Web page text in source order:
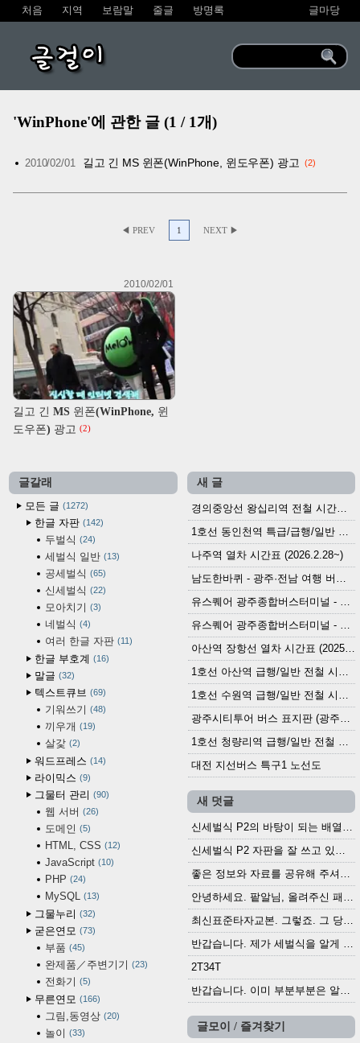
처음 지역 보람말 줄글 방명록 글마당
글걸이
'WinPhone'에 관한 글 (1 / 1개)
2010/02/01 길고 긴 MS 윈폰(WinPhone, 윈도우폰) 광고 2
◀ PREV 1 NEXT ▶
2010/02/01
길고 긴 MS 윈폰(WinPhone, 윈
도우폰) 광고(2)
글갈래
모든 글
1272
한글 자판 142
두벌식 24
세벌식 일반 13
공세벌식 65
신세벌식 22
모아치기 3
네벌식 4
여러 한글 자판 11
한글 부호계 16
말글 32
텍스트큐브 69
기워쓰기 48
끼우개 19
살갗 2
워드프레스 14
라이믹스 9
그물터 관리 90
웹 서버 26
도메인 5
HTML, CSS 12
JavaScript 10
PHP 24
MySQL 13
그물누리 32
굳은연모 73
부품 45
완제품／주변기기 23
전화기 5
무른연모 166
그림,동영상 20
놀이 33
새 글
경의중앙선 왕십리역 전철 시간표 (2026.4.20~)
1호선 동인천역 특급/급행/일반 전철 시간표 (2026.2.28~)
나주역 열차 시간표 (2026.2.28~)
남도한바퀴 - 광주·전남 여행 버스 노선 (2026.3.1~5.31)
유스퀘어 광주종합버스터미널 - 곡성,순천／화순,보성,율포 방면 시외버스 시간표 (2026.1.31)
유스퀘어 광주종합버스터미널 - 담양, 순창, 남원, 무주, 장수, 거창, 대구 방면 시외버스 시간표 (2026...
아산역 장항선 열차 시간표 (2025.12.30 기준) (무궁화호, ITX-마음, 새마을호, 서해금빛열차)
1호선 아산역 급행/일반 전철 시간표 (2025.12.30~)
1호선 수원역 급행/일반 전철 시간표 (2025.12.30~)
광주시티투어 버스 표지판 (광주역 정류장) (2024?)
1호선 청량리역 급행/일반 전철 시간표 · 노선도 (2025.12.30~)
대전 지선버스 특구1 노선도
새 덧글
신세벌식 P2의 바탕이 되는 배열이나 주요 기능...
신세벌식 P2 자판을 잘 쓰고 있습니다. 쓰기 편리...
좋은 정보와 자료를 공유해 주셔서 고맙습니다....
안녕하세요. 팥알님, 올려주신 패치 여러모로 감사...
최신표준타자교본. 그렇죠. 그 당시에 최신 표준...
반갑습니다. 제가 세벌식을 알게 되어 세벌식 써...
2T34T
반갑습니다. 이미 부분부분은 알려진 정보들이...
글모이 / 즐겨찾기